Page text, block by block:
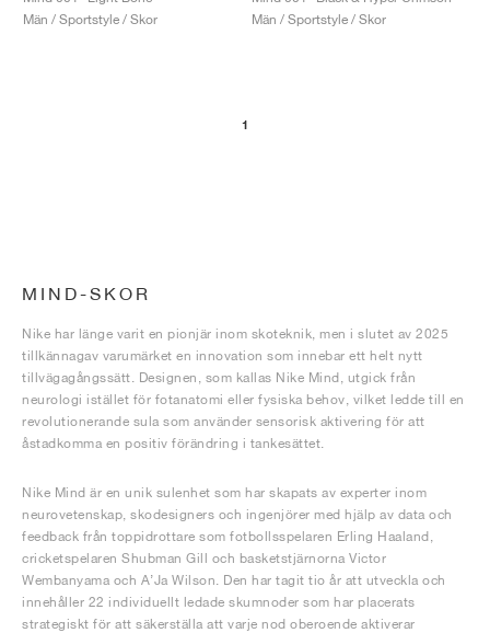
Män / Sportstyle / Skor
Män / Sportstyle / Skor
1
MIND-SKOR
Nike har länge varit en pionjär inom skoteknik, men i slutet av 2025
tillkännagav varumärket en innovation som innebar ett helt nytt
tillvägagångssätt. Designen, som kallas Nike Mind, utgick från
neurologi istället för fotanatomi eller fysiska behov, vilket ledde till en
revolutionerande sula som använder sensorisk aktivering för att
åstadkomma en positiv förändring i tankesättet.
Nike Mind är en unik sulenhet som har skapats av experter inom
neurovetenskap, skodesigners och ingenjörer med hjälp av data och
feedback från toppidrottare som fotbollsspelaren Erling Haaland,
cricketspelaren Shubman Gill och basketstjärnorna Victor
Wembanyama och A’Ja Wilson. Den har tagit tio år att utveckla och
innehåller 22 individuellt ledade skumnoder som har placerats
strategiskt för att säkerställa att varje nod oberoende aktiverar